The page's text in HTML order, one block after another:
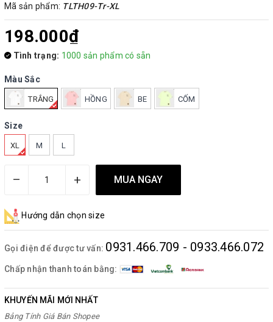
Mã sản phẩm: TLTH09-Tr-XL
198.000₫
Tình trạng: 1000 sản phẩm có sẵn
Màu Sắc
TRẮNG HỒNG BE CỐM
Size
XL M L
– + MUA NGAY
Hướng dẫn chọn size
Gọi điện để được tư vấn: 0931.466.709 - 0933.466.072
Chấp nhận thanh toán bằng:
KHUYẾN MÃI MỚI NHẤT
Bảng Tính Giá Bán Shopee